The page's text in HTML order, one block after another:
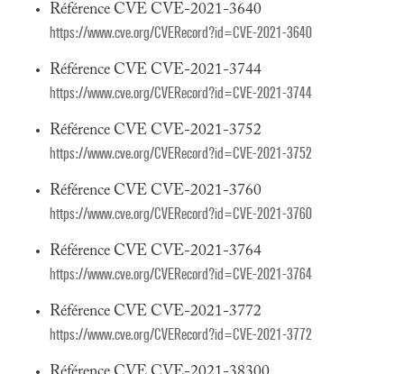
Référence CVE CVE-2021-3640
https://www.cve.org/CVERecord?id=CVE-2021-3640
Référence CVE CVE-2021-3744
https://www.cve.org/CVERecord?id=CVE-2021-3744
Référence CVE CVE-2021-3752
https://www.cve.org/CVERecord?id=CVE-2021-3752
Référence CVE CVE-2021-3760
https://www.cve.org/CVERecord?id=CVE-2021-3760
Référence CVE CVE-2021-3764
https://www.cve.org/CVERecord?id=CVE-2021-3764
Référence CVE CVE-2021-3772
https://www.cve.org/CVERecord?id=CVE-2021-3772